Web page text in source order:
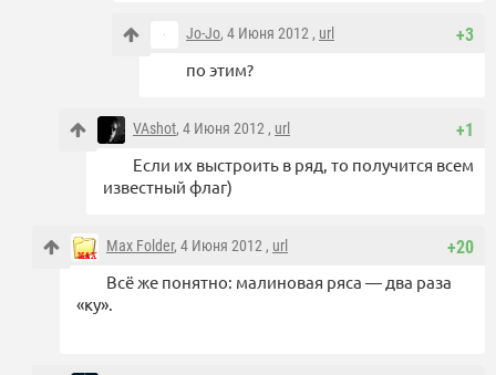
+3
Jo-Jo, 4 Июня 2012 , url
по этим?
+1
VAshot, 4 Июня 2012 , url
Если их выстроить в ряд, то получится всем
известный флаг)
+20
Max Folder, 4 Июня 2012 , url
Всё же понятно: малиновая ряса — два раза
«ку».